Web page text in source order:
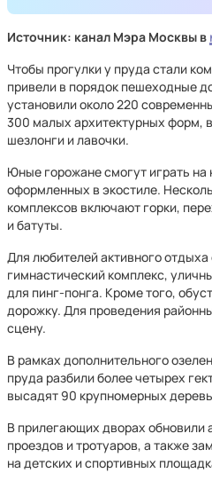
Источник: канал Мэра Москвы в
Чтобы прогулки у пруда стали
привели в порядок пешеходные
установили около 220
300 малых архитектурных форм,
шезлонги и лавочки.
Юные горожане смогут играть
оформленных в экостиле.
комплексов включают горки,
и батуты.
Для любителей активного
гимнастический комплекс,
для пинг-понга. Кроме того,
дорожку. Для проведения
сцену.
В рамках дополнительного
пруда разбили более четырех
высадят 90 крупномерных
В прилегающих дворах обновили
проездов и тротуаров, а также
на детских и спортивных